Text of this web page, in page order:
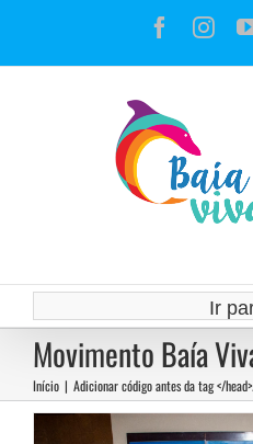
o
Ir
Movimento Baía
Início | Adicionar código antes da tag </head>.
Rumo a 5ª
Climática: